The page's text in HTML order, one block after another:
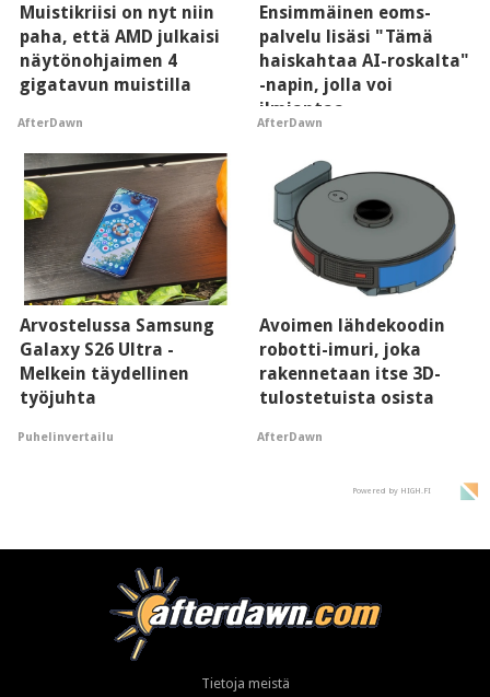
Muistikriisi on nyt niin
paha, että AMD julkaisi
näytönohjaimen 4
gigatavun muistilla
AfterDawn
Ensimmäinen eoms-
palvelu lisäsi "Tämä
haiskahtaa AI-roskalta"
-napin, jolla voi
ilmiantaa
tekoälytauhkan
AfterDawn
Arvostelussa Samsung
Galaxy S26 Ultra -
Melkein täydellinen
työjuhta
Puhelinvertailu
Avoimen lähdekoodin
robotti-imuri, joka
rakennetaan itse 3D-
tulostetuista osista
AfterDawn
Powered by HIGH.FI
Tietoja meistä